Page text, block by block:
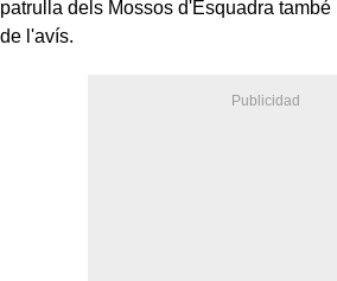
patrulla dels Mossos d'Esquadra
de l'avís.